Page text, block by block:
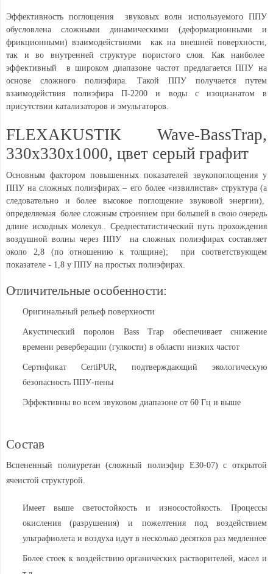
Эффективность поглощения звуковых волн используемого ППУ
обусловлена сложными динамическими (деформационными и
фрикционными) взаимодействиями как на внешней поверхности,
так и во внутренней структуре пористого слоя. Как наиболее
эффективный в широком диапазоне частот предлагается ППУ на
основе сложного полиэфира. Такой ППУ получается путем
взаимодействия полиэфира П-2200 и воды с изоцианатом в
присутствии катализаторов и эмульгаторов.
FLEXAKUSTIK Wave-BassTrap,
330x330х1000, цвет серый графит
Основным фактором повышенных показателей звукопоглощения у
ППУ на сложных полиэфирах – его более «извилистая» структура (а
следовательно и более высокое поглощение звуковой энергии),
определяемая более сложным строением при большей в свою очередь
длине исходных молекул.. Среднестатистический путь прохождения
воздушной волны через ППУ на сложных полиэфирах составляет
около 2,8 (по отношению к толщине); при соответствующем
показателе - 1,8 у ППУ на простых полиэфирах.
Отличительные особенности:
Оригинальный рельеф поверхности
Акустический поролон Bass Trap обеспечивает снижение
времени реверберации (гулкости) в области низких частот
Сертификат CertiPUR, подтверждающий экологическую
безопасность ППУ-пены
Эффективны во всем звуковом диапазоне от 60 Гц и выше
Состав
Вспененный полиуретан (сложный полиэфир Е30-07) с открытой
ячеистой структурой.
Имеет выше светостойкость и износостойкость. Процессы
окисления (разрушения) и пожелтения под воздействием
ультрафиолета и воздуха идут в несколько десятков раз медленнее
Более стоек к воздействию органических растворителей, масел и